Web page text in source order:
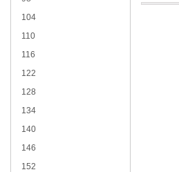
104
110
116
122
128
134
140
146
152